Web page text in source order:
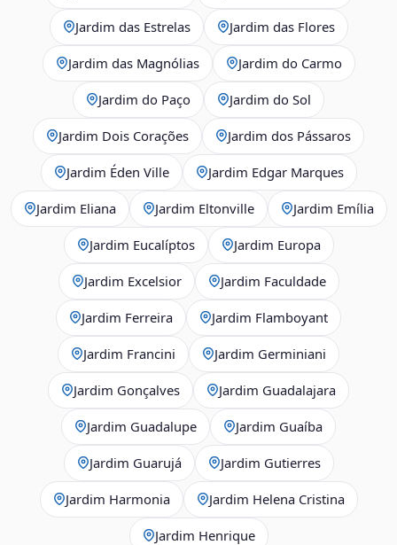
Jardim das Estrelas Jardim das Flores
Jardim das Magnólias Jardim do Carmo
Jardim do Paço Jardim do Sol
Jardim Dois Corações Jardim dos Pássaros
Jardim Éden Ville Jardim Edgar Marques
Jardim Eliana Jardim Eltonville Jardim Emília
Jardim Eucalíptos Jardim Europa
Jardim Excelsior Jardim Faculdade
Jardim Ferreira Jardim Flamboyant
Jardim Francini Jardim Germiniani
Jardim Gonçalves Jardim Guadalajara
Jardim Guadalupe Jardim Guaíba
Jardim Guarujá Jardim Gutierres
Jardim Harmonia Jardim Helena Cristina
Jardim Henrique